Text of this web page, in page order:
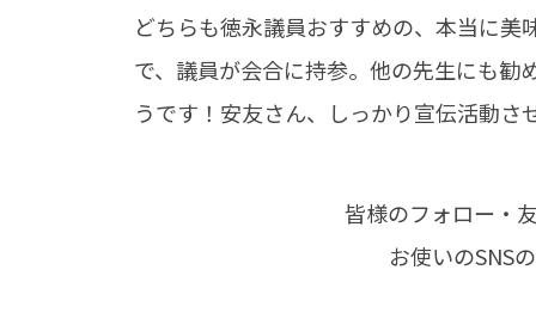
どちらも徳永議員おすすめの、本当に
で、議員が会合に持参。他の先生にも勧
うです！安友さん、しっかり宣伝活動さ
皆様のフォロー・
お使いのSNS